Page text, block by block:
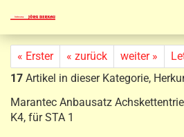
« Erster « zurück weiter »
17 Artikel in dieser Kategorie,
Marantec Anbausatz
K4, für STA 1